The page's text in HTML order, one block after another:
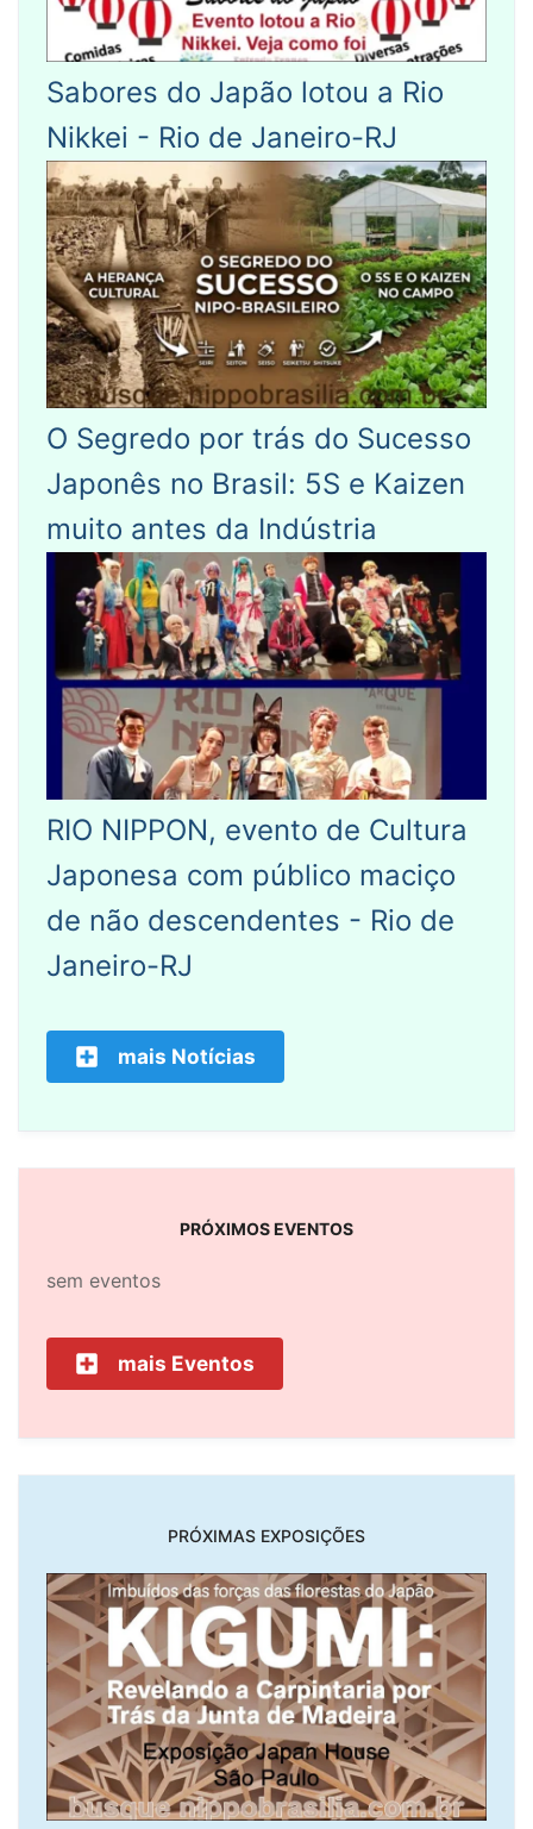
Sabores do Japão lotou a Rio
Nikkei - Rio de Janeiro-RJ
O Segredo por trás do Sucesso
Japonês no Brasil: 5S e Kaizen
muito antes da Indústria
RIO NIPPON, evento de Cultura
Japonesa com público maciço
de não descendentes - Rio de
Janeiro-RJ
mais Notícias
PRÓXIMOS EVENTOS
sem eventos
mais Eventos
PRÓXIMAS EXPOSIÇÕES